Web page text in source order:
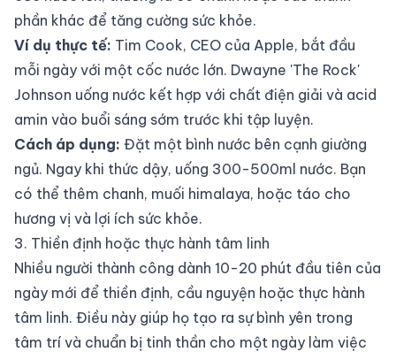
phần khác để tăng cường sức khỏe.
Ví dụ thực tế: Tim Cook, CEO của Apple, bắt đầu
mỗi ngày với một cốc nước lớn. Dwayne 'The Rock'
Johnson uống nước kết hợp với chất điện giải và acid
amin vào buổi sáng sớm trước khi tập luyện.
Cách áp dụng: Đặt một bình nước bên cạnh giường
ngủ. Ngay khi thức dậy, uống 300-500ml nước. Bạn
có thể thêm chanh, muối himalaya, hoặc táo cho
hương vị và lợi ích sức khỏe.
3. Thiền định hoặc thực hành tâm linh
Nhiều người thành công dành 10-20 phút đầu tiên của
ngày mới để thiền định, cầu nguyện hoặc thực hành
tâm linh. Điều này giúp họ tạo ra sự bình yên trong
tâm trí và chuẩn bị tinh thần cho một ngày làm việc